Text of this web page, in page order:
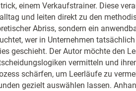
einem Verkaufstrainer. Diese
und leiten direkt zu den
Abriss, sondern ein
wer in Unternehmen
geschieht. Der Autor möchte den
vermitteln und
schärfen, um Leerläufe zu
gezielt auswählen lassen.